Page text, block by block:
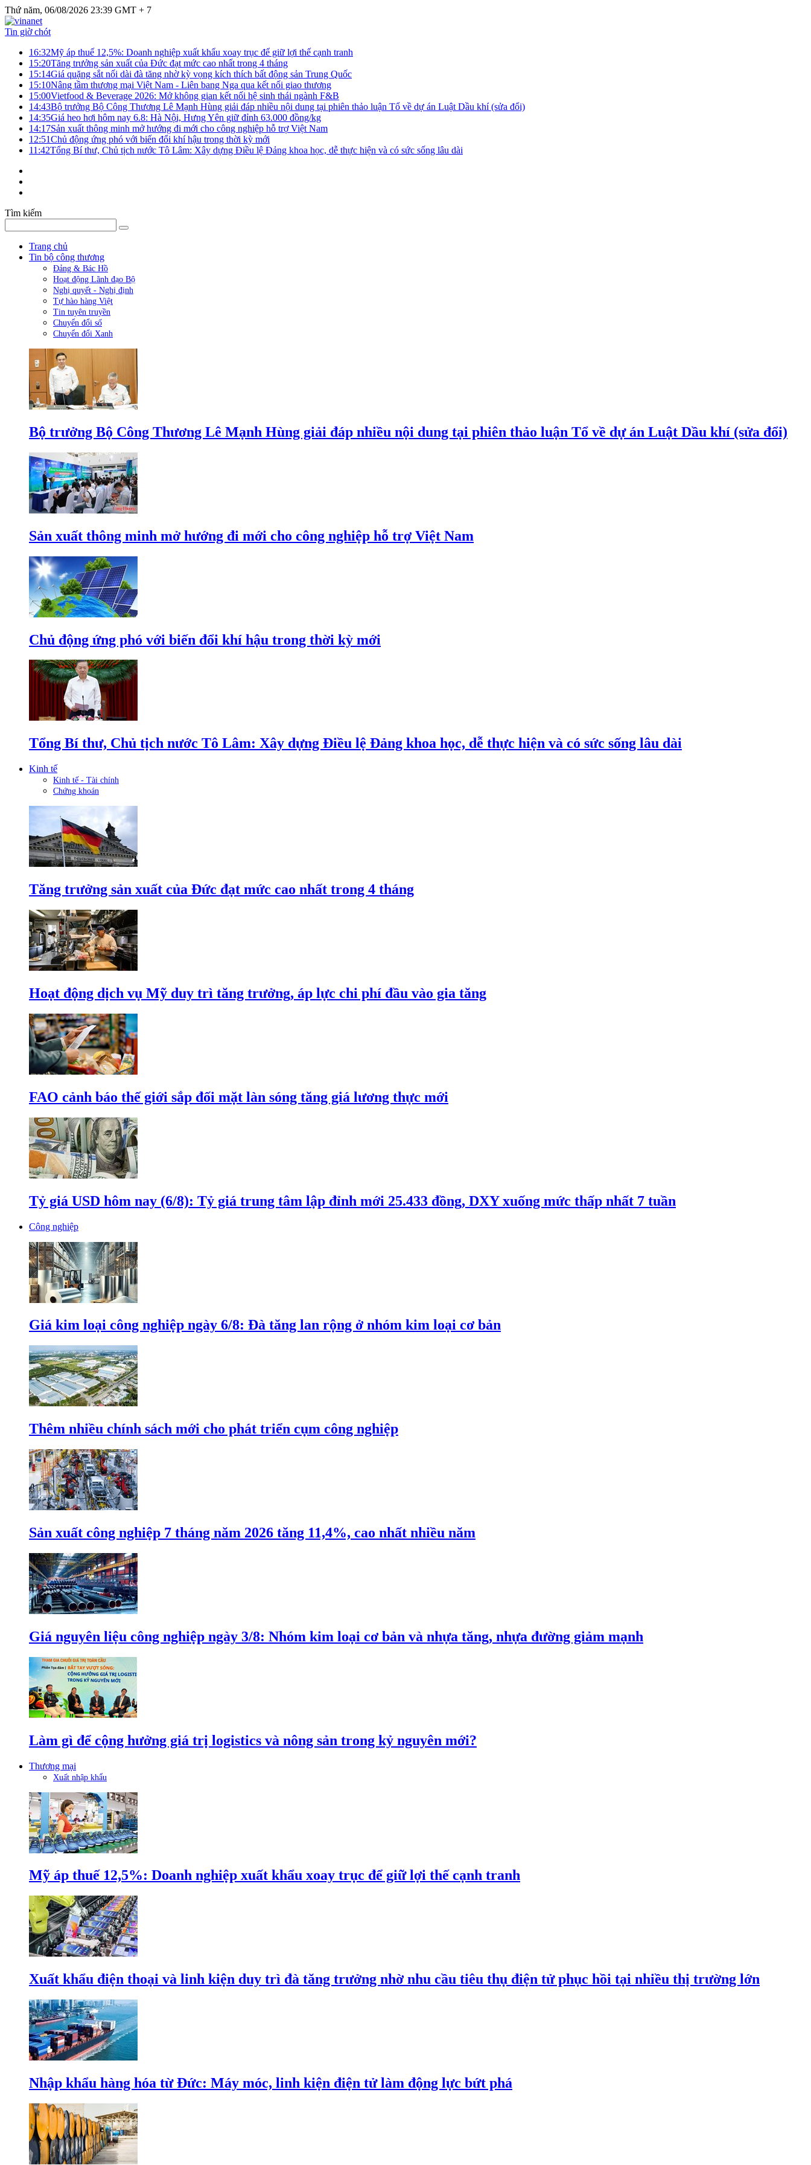
Thứ năm, 06/08/2026 23:39 GMT + 7
Tin giờ chót
16:32Mỹ áp thuế 12,5%: Doanh nghiệp xuất khẩu xoay trục để giữ lợi thế cạnh tranh
15:20Tăng trưởng sản xuất của Đức đạt mức cao nhất trong 4 tháng
15:14Giá quặng sắt nối dài đà tăng nhờ kỳ vọng kích thích bất động sản Trung Quốc
15:10Nâng tầm thương mại Việt Nam - Liên bang Nga qua kết nối giao thương
15:00Vietfood & Beverage 2026: Mở không gian kết nối hệ sinh thái ngành F&B
14:43Bộ trưởng Bộ Công Thương Lê Mạnh Hùng giải đáp nhiều nội dung tại phiên thảo luận Tổ về dự án Luật Dầu khí (sửa đổi)
14:35Giá heo hơi hôm nay 6.8: Hà Nội, Hưng Yên giữ đỉnh 63.000 đồng/kg
14:17Sản xuất thông minh mở hướng đi mới cho công nghiệp hỗ trợ Việt Nam
12:51Chủ động ứng phó với biến đổi khí hậu trong thời kỳ mới
11:42Tổng Bí thư, Chủ tịch nước Tô Lâm: Xây dựng Điều lệ Đảng khoa học, dễ thực hiện và có sức sống lâu dài
Tìm kiếm
Trang chủ
Tin bộ công thương
Đảng & Bác Hồ
Hoạt động Lãnh đạo Bộ
Nghị quyết - Nghị định
Tự hào hàng Việt
Tin tuyên truyền
Chuyển đổi số
Chuyển đổi Xanh
Bộ trưởng Bộ Công Thương Lê Mạnh Hùng giải đáp nhiều nội dung tại phiên thảo luận Tổ về dự án Luật Dầu khí (sửa đổi)
Sản xuất thông minh mở hướng đi mới cho công nghiệp hỗ trợ Việt Nam
Chủ động ứng phó với biến đổi khí hậu trong thời kỳ mới
Tổng Bí thư, Chủ tịch nước Tô Lâm: Xây dựng Điều lệ Đảng khoa học, dễ thực hiện và có sức sống lâu dài
Kinh tế
Kinh tế - Tài chính
Chứng khoán
Tăng trưởng sản xuất của Đức đạt mức cao nhất trong 4 tháng
Hoạt động dịch vụ Mỹ duy trì tăng trưởng, áp lực chi phí đầu vào gia tăng
FAO cảnh báo thế giới sắp đối mặt làn sóng tăng giá lương thực mới
Tỷ giá USD hôm nay (6/8): Tỷ giá trung tâm lập đỉnh mới 25.433 đồng, DXY xuống mức thấp nhất 7 tuần
Công nghiệp
Giá kim loại công nghiệp ngày 6/8: Đà tăng lan rộng ở nhóm kim loại cơ bản
Thêm nhiều chính sách mới cho phát triển cụm công nghiệp
Sản xuất công nghiệp 7 tháng năm 2026 tăng 11,4%, cao nhất nhiều năm
Giá nguyên liệu công nghiệp ngày 3/8: Nhóm kim loại cơ bản và nhựa tăng, nhựa đường giảm mạnh
Làm gì để cộng hưởng giá trị logistics và nông sản trong kỷ nguyên mới?
Thương mại
Xuất nhập khẩu
Mỹ áp thuế 12,5%: Doanh nghiệp xuất khẩu xoay trục để giữ lợi thế cạnh tranh
Xuất khẩu điện thoại và linh kiện duy trì đà tăng trưởng nhờ nhu cầu tiêu thụ điện tử phục hồi tại nhiều thị trường lớn
Nhập khẩu hàng hóa từ Đức: Máy móc, linh kiện điện tử làm động lực bứt phá